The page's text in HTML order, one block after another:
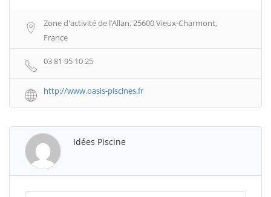
Zone d'activité de l’Allan, 25600 Vieux-Charmont,
France
03 81 95 10 25
http://www.oasis-piscines.fr
Idées Piscine